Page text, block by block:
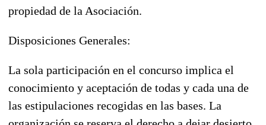
propiedad de la Asociación.
Disposiciones Generales:
La sola participación en el concurso implica el
conocimiento y aceptación de todas y cada una de
las estipulaciones recogidas en las bases. La